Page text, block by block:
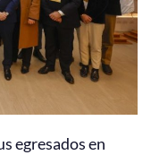
egresados en